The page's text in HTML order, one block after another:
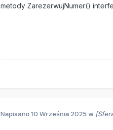
metody ZarezerwujNumer()
Napisano 10 Września 2025 w